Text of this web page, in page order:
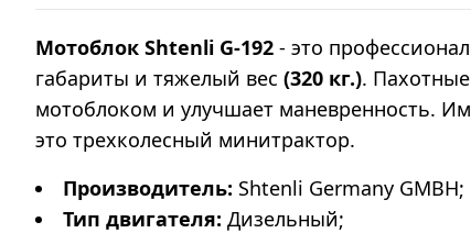
Мотоблок Shtenli G-192 - это
габариты и тяжелый вес (320 кг.).
мотоблоком и улучшает маневренность.
это трехколесный минитрактор.
Производитель: Shtenli Germany GMBH;
Тип двигателя: Дизельный;